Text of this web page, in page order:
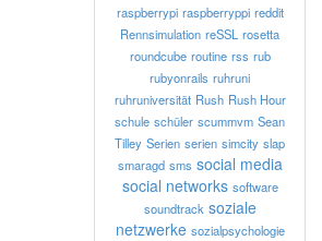
raspberrypi raspberryppi reddit
Rennsimulation reSSL rosetta
roundcube routine rss rub
rubyonrails ruhruni
ruhruniversität Rush Rush Hour
schule schüler scummvm Sean
Tilley Serien serien simcity slap
smaragd sms social media
social networks software
soundtrack soziale
netzwerke sozialpsychologie